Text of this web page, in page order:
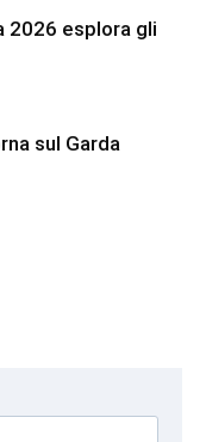
2026 esplora gli
sul Garda